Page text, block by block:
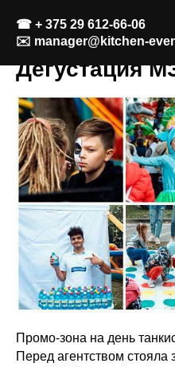
☎ + 375 29 612-66-06
✉️ manager@kitchen-
Дегустация
Промо-зона на день
Перед агентством стояла